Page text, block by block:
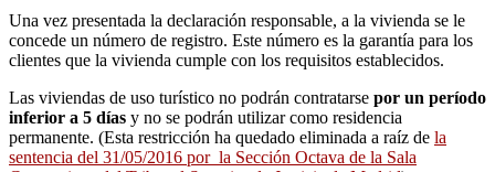
Una vez presentada la declaración responsable, a la vivienda se le
concede un número de registro. Este número es la garantía para los
clientes que la vivienda cumple con los requisitos establecidos.
Las viviendas de uso turístico no podrán contratarse por un período
inferior a 5 días y no se podrán utilizar como residencia
permanente. (Esta restricción ha quedado eliminada a raíz de la
sentencia del 31/05/2016 por la Sección Octava de la Sala